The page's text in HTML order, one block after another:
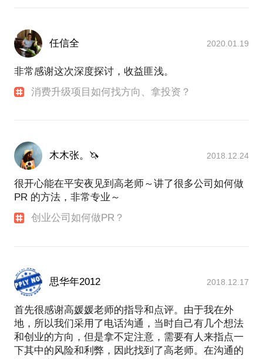
任信全 2020.01.19
非常感谢这次深度探讨，收益匪浅。
消费升级项目如何找方向、拿投资？
木木张。🦄 2018.12.24
很开心能在平安夜见到高老师～讲了很多公司如何做
PR 的方法，非常专业～
创业公司如何做PR？
思华年2012 2018.12.17
首先很感谢高媛媛老师的指导和点评。由于我在外
地，所以我们采用了电话沟通，当时自己有几个想法
和创业的方向，但是拿不定注意，需要有人来指点一
下其中的风险和利弊，因此找到了高老师。在沟通的